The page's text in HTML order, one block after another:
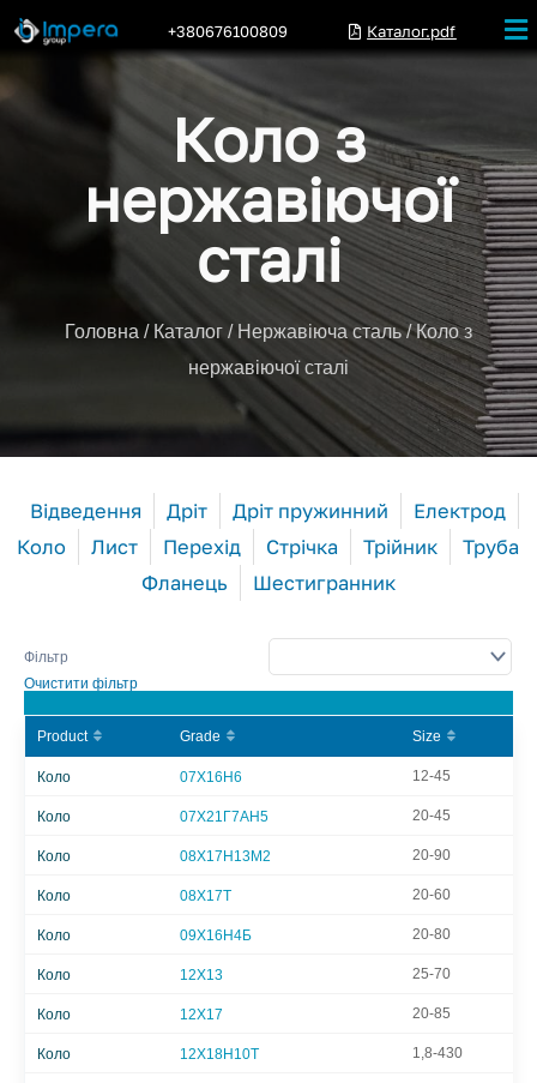
+380676100809 Каталог.pdf
Коло з
нержавіючої
сталі
Головна / Каталог / Нержавіюча сталь/ Коло з
нержавіючої сталі
Відведення Дріт Дріт пружинний
Електрод
Коло
Лист Перехід Стрічка Трійник
Труба
Фланець
Шестигранник
Фільтр
Очистити фільтр
Product Grade Size
Коло 07Х16Н6 12-45
Коло 07Х21Г7АН5 20-45
Коло 08Х17Н13М2 20-90
Коло 08Х17Т 20-60
Коло 09Х16Н4Б 20-80
Коло 12Х13 25-70
Коло 12Х17 20-85
Коло 12Х18Н10Т 1,8-430